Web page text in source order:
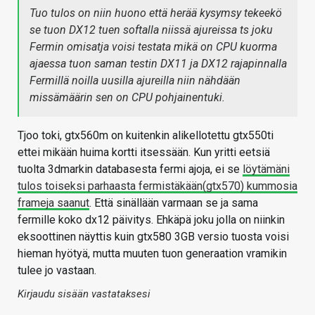
Tuo tulos on niin huono että herää kysymsy tekeekö
se tuon DX12 tuen softalla niissä ajureissa ts joku
Fermin omisatja voisi testata mikä on CPU kuorma
ajaessa tuon saman testin DX11 ja DX12 rajapinnalla
Fermillä noilla uusilla ajureilla niin nähdään
missämäärin sen on CPU pohjainentuki.
Tjoo toki, gtx560m on kuitenkin alikellotettu gtx550ti
ettei mikään huima kortti itsessään. Kun yritti eetsiä
tuolta 3dmarkin databasesta fermi ajoja, ei se löytämäni
tulos toiseksi parhaasta fermistäkään(gtx570) kummosia
frameja saanut. Että sinällään varmaan se ja sama
fermille koko dx12 päivitys. Ehkäpä joku jolla on niinkin
eksoottinen näyttis kuin gtx580 3GB versio tuosta voisi
hieman hyötyä, mutta muuten tuon generaation vramikin
tulee jo vastaan.
Kirjaudu sisään vastataksesi